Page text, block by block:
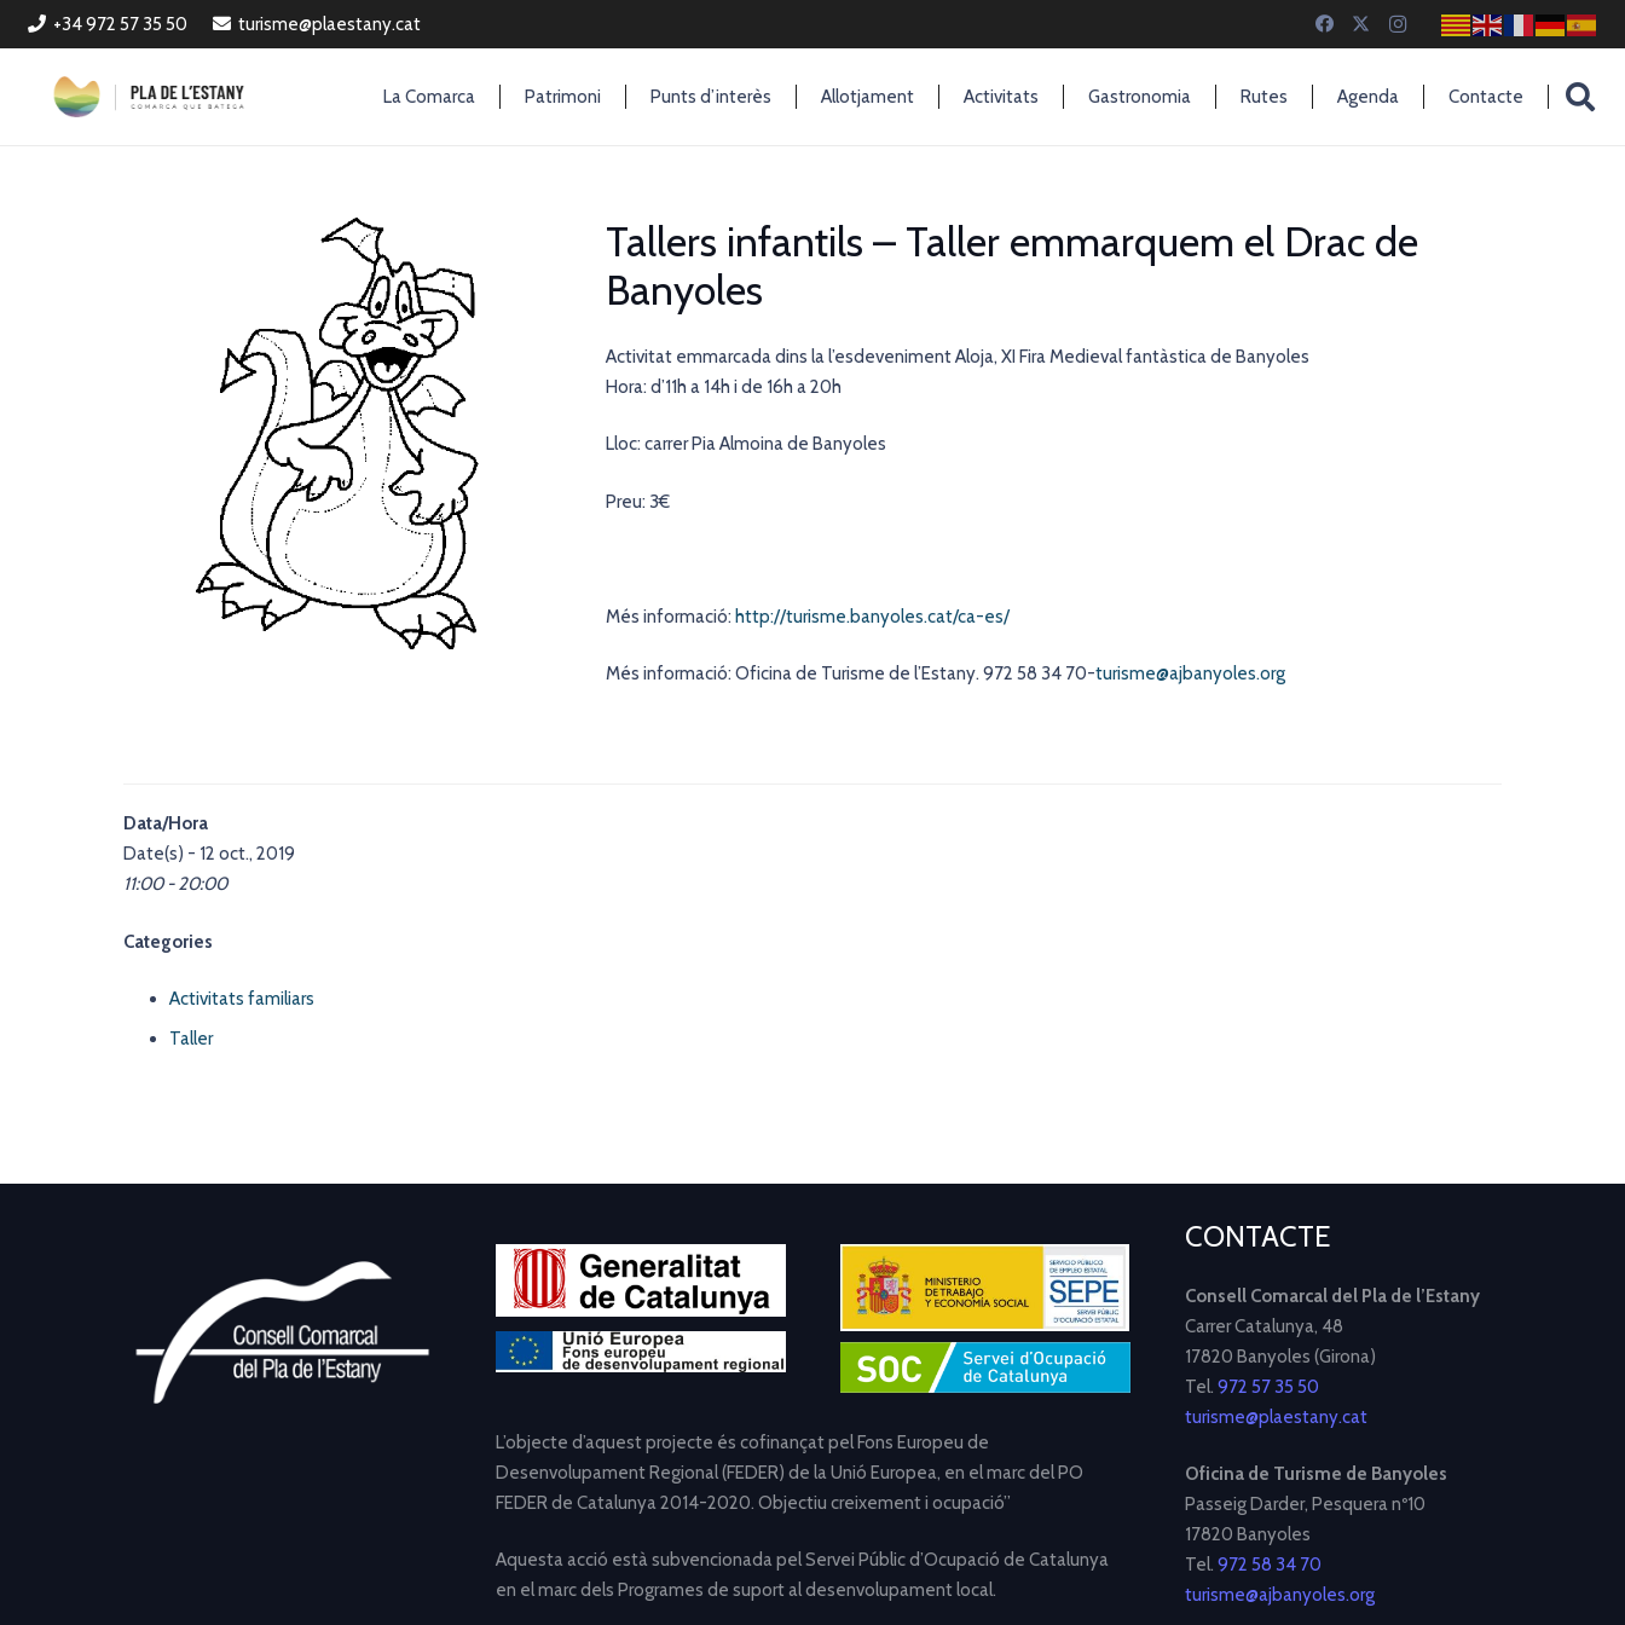
+34 972 57 35 50 turisme@plaestany.cat
La Comarca Patrimoni Punts d’interès Allotjament Activitats Gastronomia Rutes Agenda Contacte
Tallers infantils – Taller emmarquem el Drac de
Banyoles
Activitat emmarcada dins la l’esdeveniment Aloja, XI Fira Medieval fantàstica de Banyoles
Hora: d’11h a 14h i de 16h a 20h
Lloc: carrer Pia Almoina de Banyoles
Preu: 3€
Més informació: http://turisme.banyoles.cat/ca-es/
Més informació: Oficina de Turisme de l’Estany. 972 58 34 70-turisme@ajbanyoles.org
Data/Hora
Date(s) - 12 oct., 2019
11:00 - 20:00
Categories
Activitats familiars
Taller
L’objecte d’aquest projecte és cofinançat pel Fons Europeu de
Desenvolupament Regional (FEDER) de la Unió Europea, en el marc del PO
FEDER de Catalunya 2014-2020. Objectiu creixement i ocupació”
Aquesta acció està subvencionada pel Servei Públic d’Ocupació de Catalunya
en el marc dels Programes de suport al desenvolupament local.
CONTACTE
Consell Comarcal del Pla de l’Estany
Carrer Catalunya, 48
17820 Banyoles (Girona)
Tel. 972 57 35 50
turisme@plaestany.cat
Oficina de Turisme de Banyoles
Passeig Darder, Pesquera nº10
17820 Banyoles
Tel. 972 58 34 70
turisme@ajbanyoles.org